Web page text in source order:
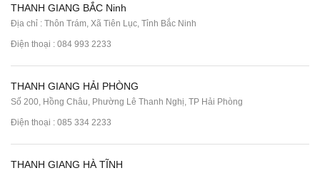
THANH GIANG BẮC Ninh
Địa chỉ : Thôn Trám, Xã Tiên Lục, Tỉnh Bắc Ninh
Điện thoại : 084 993 2233
THANH GIANG HẢI PHÒNG
Số 200, Hồng Châu, Phường Lê Thanh Nghị, TP Hải Phòng
Điện thoại : 085 334 2233
THANH GIANG HÀ TĨNH